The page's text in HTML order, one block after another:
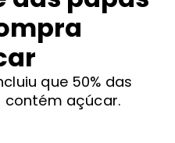
que 50% das
contém açúcar.